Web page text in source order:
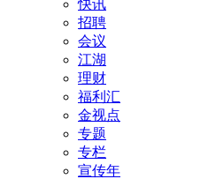
快讯
招聘
会议
江湖
理财
福利汇
金视点
专题
专栏
宣传年